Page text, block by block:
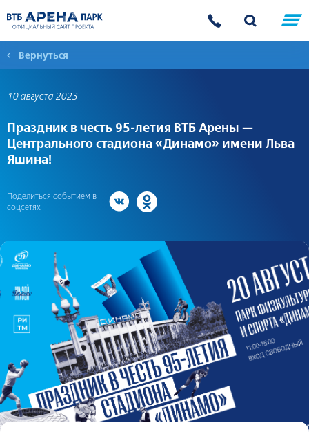
Вернуться
10 августа 2023
Праздник в честь 95-летия ВТБ Арены —
Центрального стадиона «Динамо» имени Льва
Яшина!
Поделиться событием в
соцсетях